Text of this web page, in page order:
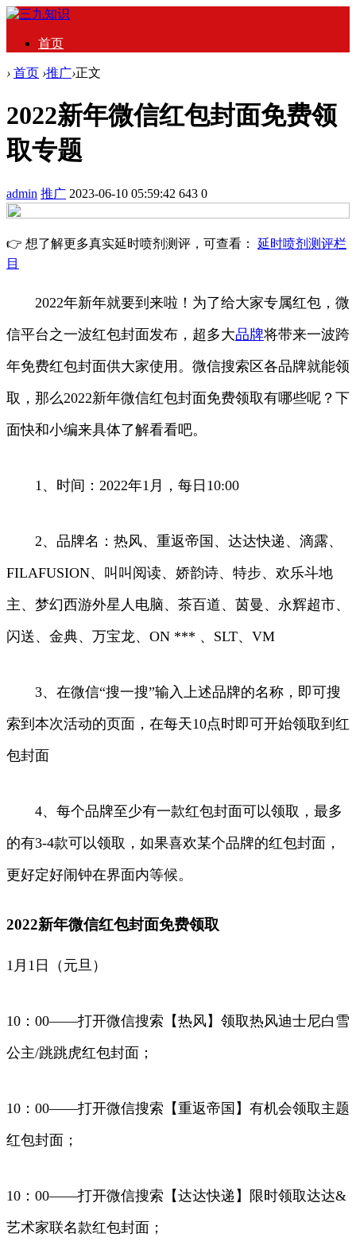
首页
› 首页 ›推广›正文
2022新年微信红包封面免费领
取专题
admin 推广 2023-06-10 05:59:42 643 0
👉 想了解更多真实延时喷剂测评，可查看： 延时喷剂测评栏
目
2022年新年就要到来啦！为了给大家专属红包，微
信平台之一波红包封面发布，超多大品牌将带来一波跨
年免费红包封面供大家使用。微信搜索区各品牌就能领
取，那么2022新年微信红包封面免费领取有哪些呢？下
面快和小编来具体了解看看吧。
1、时间：2022年1月，每日10:00
2、品牌名：热风、重返帝国、达达快递、滴露、
FILAFUSION、叫叫阅读、娇韵诗、特步、欢乐斗地
主、梦幻西游外星人电脑、茶百道、茵曼、永辉超市、
闪送、金典、万宝龙、ON *** 、SLT、VM
3、在微信“搜一搜”输入上述品牌的名称，即可搜
索到本次活动的页面，在每天10点时即可开始领取到红
包封面
4、每个品牌至少有一款红包封面可以领取，最多
的有3-4款可以领取，如果喜欢某个品牌的红包封面，
更好定好闹钟在界面内等候。
2022新年微信红包封面免费领取
1月1日（元旦）
10：00——打开微信搜索【热风】领取热风迪士尼白雪
公主/跳跳虎红包封面；
10：00——打开微信搜索【重返帝国】有机会领取主题
红包封面；
10：00——打开微信搜索【达达快递】限时领取达达&
艺术家联名款红包封面；